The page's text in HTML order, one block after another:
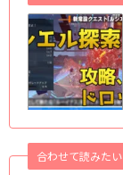
合わせて読みたい